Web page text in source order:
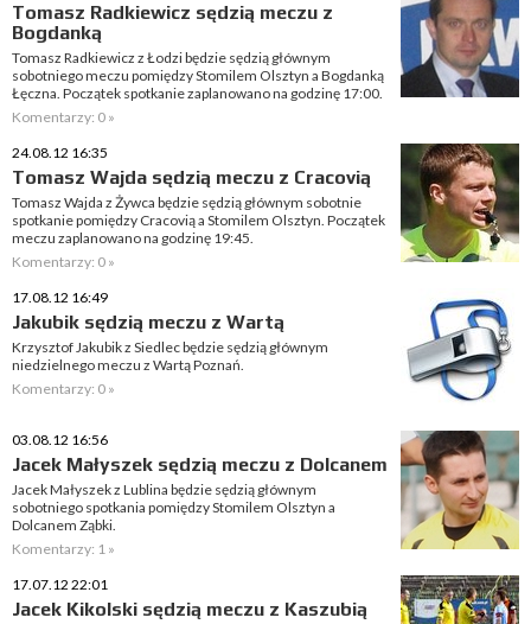
Tomasz Radkiewicz sędzią meczu z
Bogdanką
Tomasz Radkiewicz z Łodzi będzie sędzią głównym
sobotniego meczu pomiędzy Stomilem Olsztyn a Bogdanką
Łęczna. Początek spotkanie zaplanowano na godzinę 17:00.
Komentarzy: 0 »
24.08.12 16:35
Tomasz Wajda sędzią meczu z Cracovią
Tomasz Wajda z Żywca będzie sędzią głównym sobotnie
spotkanie pomiędzy Cracovią a Stomilem Olsztyn. Początek
meczu zaplanowano na godzinę 19:45.
Komentarzy: 0 »
17.08.12 16:49
Jakubik sędzią meczu z Wartą
Krzysztof Jakubik z Siedlec będzie sędzią głównym
niedzielnego meczu z Wartą Poznań.
Komentarzy: 0 »
03.08.12 16:56
Jacek Małyszek sędzią meczu z Dolcanem
Jacek Małyszek z Lublina będzie sędzią głównym
sobotniego spotkania pomiędzy Stomilem Olsztyn a
Dolcanem Ząbki.
Komentarzy: 1 »
17.07.12 22:01
Jacek Kikolski sędzią meczu z Kaszubią